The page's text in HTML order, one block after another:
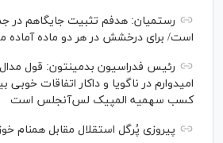
رستمیان: هدفم تثبیت جایگاهم در
است/ برای درخشش در هر دو ماده
رئیس فدراسیون بدمینتون: قول
امیدوارم در ناگویا و داکار اتفاقات
کسب سهمیه المپیک لس‌آنجلس است
پیروزی پُرگل استقلال مقابل همنام